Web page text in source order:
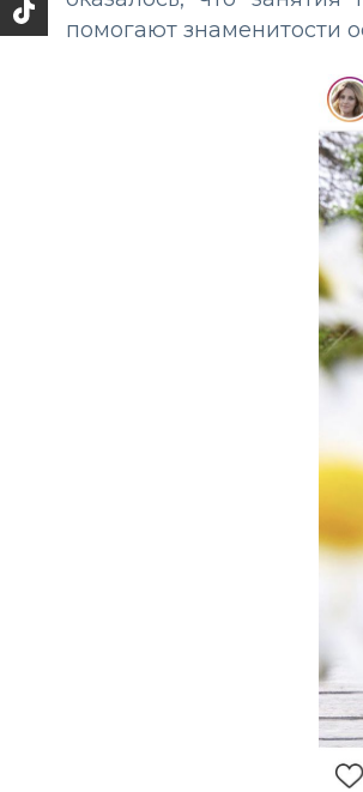
помогают знаменитости